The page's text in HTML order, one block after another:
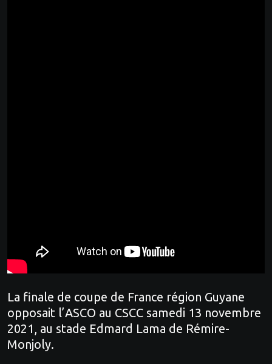
La finale de coupe de France région Guyane
opposait l’ASCO au CSCC samedi 13 novembre
2021, au stade Edmard Lama de Rémire-
Monjoly.